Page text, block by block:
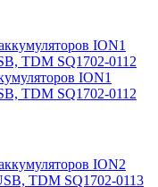
ION1
TDM SQ1702-0112